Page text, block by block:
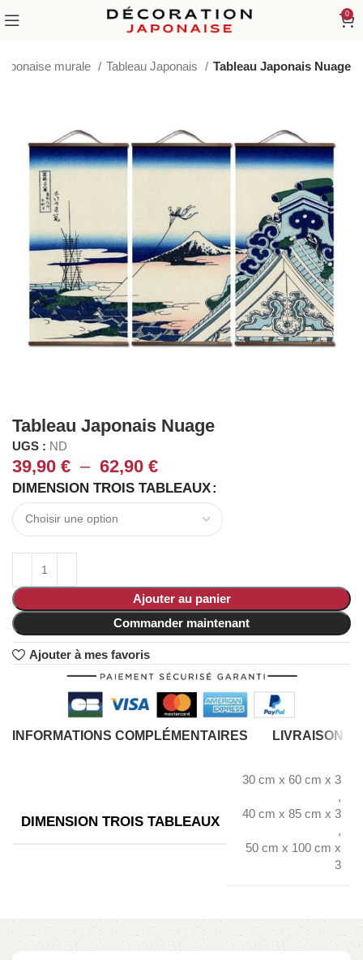
0
murale Tableau Japonais Tableau Japonais Nuage
Tableau Japonais Nuage
UGS : ND
39,90€ – 62,90€
DIMENSION TROIS TABLEAUX
Ajouter au panier
Commander maintenant
Ajouter à mes favoris
INFORMATIONS COMPLÉMENTAIRES LIVRAISON
DIMENSION TROIS TABLEAUX
30 cm x 60 cm x 3
,
40 cm x 85 cm x 3
,
50 cm x 100 cm x
3